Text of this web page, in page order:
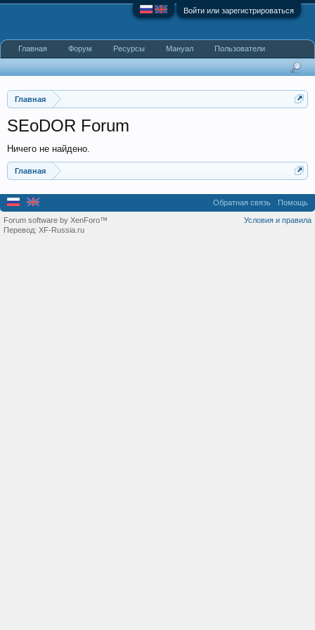
Войти или зарегистрироваться
Главная
SEoDOR Forum
Ничего не найдено.
Главная
Главная Форум Ресурсы Мануал Пользователи
Обратная связь Помощь
Условия и правила
Forum software by XenForo™
Перевод: XF-Russia.ru